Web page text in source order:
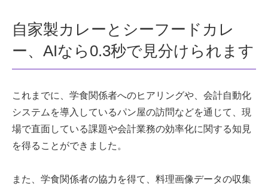
自家製カレーとシーフードカレ
ー、AIなら0.3秒で見分けられます
これまでに、学食関係者へのヒアリングや、会計自動化
システムを導入しているパン屋の訪問などを通じて、現
場で直面している課題や会計業務の効率化に関する知見
を得ることができました。
また、学食関係者の協力を得て、料理画像データの収集